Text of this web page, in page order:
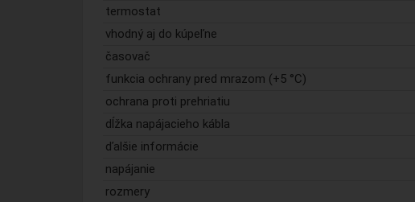
termostat
vhodný aj do kúpeľne
časovač
funkcia ochrany pred mrazom (+5 °C)
ochrana proti prehriatiu
dĺžka napájacieho kábla
ďalšie informácie
napájanie
rozmery